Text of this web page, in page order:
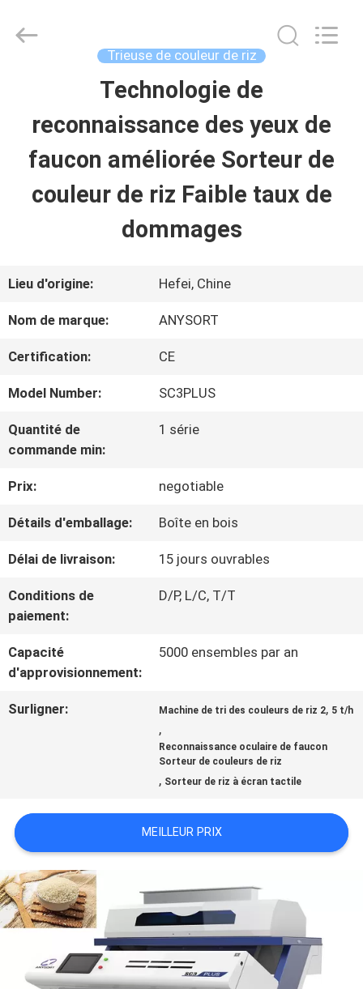
PRODUITS
DE
NOUS
D'USINE
DE
QUALITÉ
CONTACTEZ-
NOUS
NOUVELLES
CITATION
PLAN
DU
Jiexun
Trieuse de couleur de riz
Technologie de
reconnaissance des yeux de
faucon améliorée Sorteur de
couleur de riz Faible taux de
dommages
Lieu d'origine: Hefei, Chine
Nom de marque: ANYSORT
Certification: CE
Model Number: SC3PLUS
Quantité de
commande min:
1 série
Prix: negotiable
Détails d'emballage: Boîte en bois
Délai de livraison: 15 jours ouvrables
Conditions de
paiement:
D/P, L/C, T/T
Capacité
d'approvisionnement:
5000 ensembles par an
Surligner: Machine de tri des couleurs de riz 2, 5 t/h
,
Reconnaissance oculaire de faucon
Sorteur de couleurs de riz
, Sorteur de riz à écran tactile
MEILLEUR PRIX